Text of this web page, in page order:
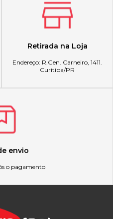
Retirada na Loja
Endereço: R.Gen. Carneiro, 1411.
Curitiba/PR
envio
o pagamento